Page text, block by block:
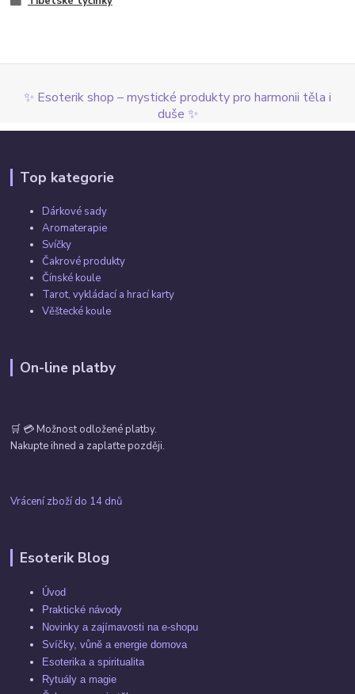
✨ Esoterik shop – mystické produkty pro harmonii těla i
duše ✨
Top kategorie
Dárkové sady
Aromaterapie
Svíčky
Čakrové produkty
Čínské koule
Tarot, vykládací a hrací karty
Věštecké koule
On-line platby
🛒 💳 Možnost odložené platby.
Nakupte ihned a zaplaťte později.
Vrácení zboží do 14 dnů
Esoterik Blog
Úvod
Praktické návody
Novinky a zajímavosti na e-shopu
Svíčky, vůně a energie domova
Esoterika a spiritualita
Rytuály a magie